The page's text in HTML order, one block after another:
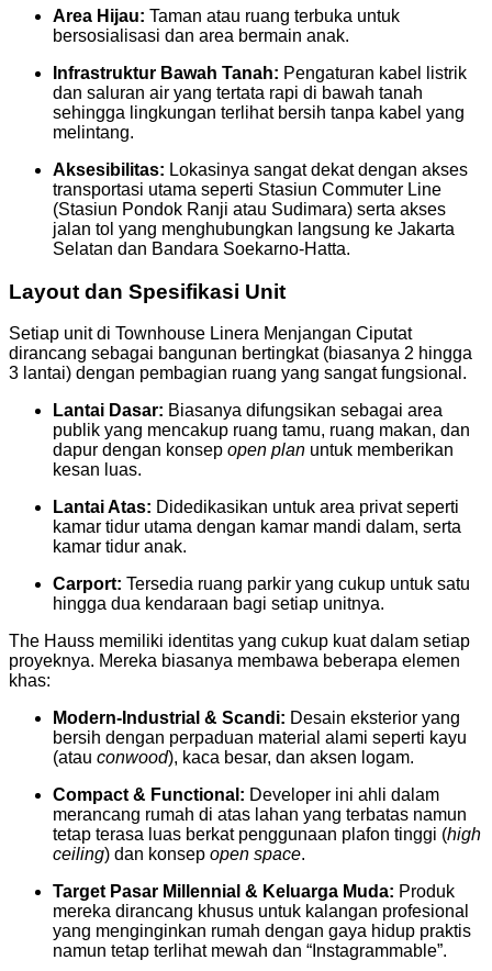
Area Hijau: Taman atau ruang terbuka untuk
bersosialisasi dan area bermain anak.
Infrastruktur Bawah Tanah: Pengaturan kabel listrik
dan saluran air yang tertata rapi di bawah tanah
sehingga lingkungan terlihat bersih tanpa kabel yang
melintang.
Aksesibilitas: Lokasinya sangat dekat dengan akses
transportasi utama seperti Stasiun Commuter Line
(Stasiun Pondok Ranji atau Sudimara) serta akses
jalan tol yang menghubungkan langsung ke Jakarta
Selatan dan Bandara Soekarno-Hatta.
Layout dan Spesifikasi Unit
Setiap unit di Townhouse Linera Menjangan Ciputat
dirancang sebagai bangunan bertingkat (biasanya 2 hingga
3 lantai) dengan pembagian ruang yang sangat fungsional.
Lantai Dasar: Biasanya difungsikan sebagai area
publik yang mencakup ruang tamu, ruang makan, dan
dapur dengan konsep open plan untuk memberikan
kesan luas.
Lantai Atas: Didedikasikan untuk area privat seperti
kamar tidur utama dengan kamar mandi dalam, serta
kamar tidur anak.
Carport: Tersedia ruang parkir yang cukup untuk satu
hingga dua kendaraan bagi setiap unitnya.
The Hauss memiliki identitas yang cukup kuat dalam setiap
proyeknya. Mereka biasanya membawa beberapa elemen
khas:
Modern-Industrial & Scandi: Desain eksterior yang
bersih dengan perpaduan material alami seperti kayu
(atau conwood), kaca besar, dan aksen logam.
Compact & Functional: Developer ini ahli dalam
merancang rumah di atas lahan yang terbatas namun
tetap terasa luas berkat penggunaan plafon tinggi (high
ceiling) dan konsep open space.
Target Pasar Millennial & Keluarga Muda: Produk
mereka dirancang khusus untuk kalangan profesional
yang menginginkan rumah dengan gaya hidup praktis
namun tetap terlihat mewah dan “Instagrammable”.